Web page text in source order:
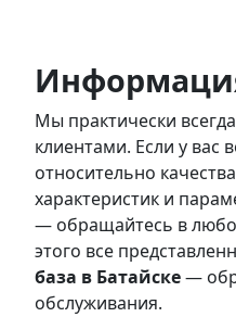
Мы практически
клиентами. Если у вас
относительно
характеристик и
— обращайтесь в
этого все
база в Батайске—
обслуживания.